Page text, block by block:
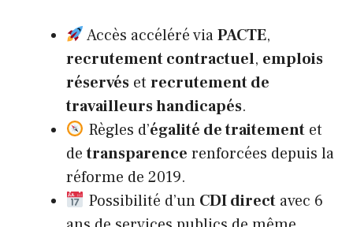
Accès accéléré viaPACTE,
recrutement contractuel, emplois
réservés et recrutement de
travailleurs handicapés.
Règles d’égalité de traitementet
detransparence renforcées depuis la
réforme de 2019.
Possibilité d’un CDI directavec 6